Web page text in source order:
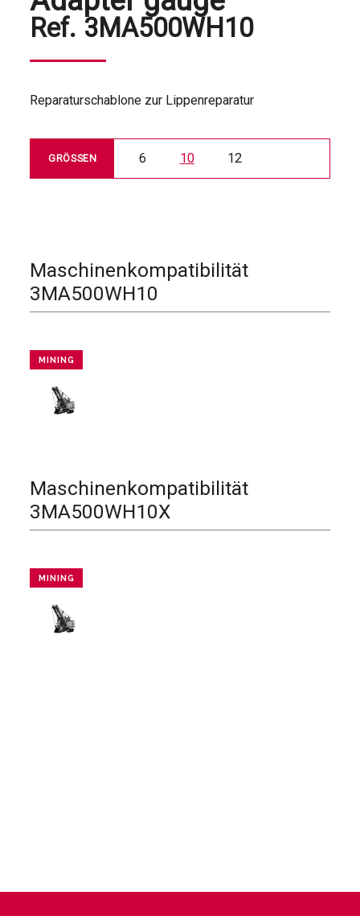
Ref. 3MA500WH10
Reparaturschablone zur Lippenreparatur
GRÖSSEN 6 10 12
Maschinenkompatibilität
3MA500WH10
MINING
Maschinenkompatibilität
3MA500WH10X
MINING